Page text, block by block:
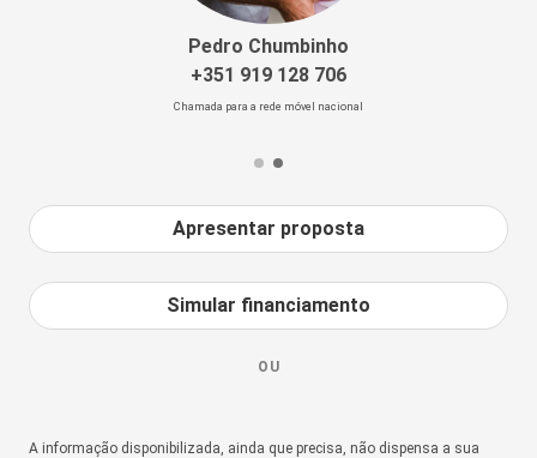
Pedro Chumbinho
+351 919 128 706
Chamada para a rede móvel nacional
Apresentar proposta
Simular financiamento
OU
A informação disponibilizada, ainda que precisa, não dispensa a sua